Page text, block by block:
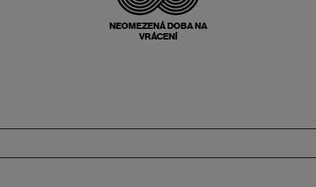
NEOMEZENÁ DOBA NA
VRÁCENÍ